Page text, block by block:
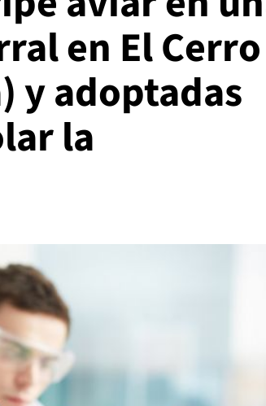
en El Cerro
y adoptadas
la